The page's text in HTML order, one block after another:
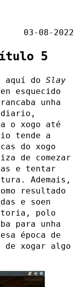
03-08-2022
5
aquí do Slay
esquecido
unha
diario,
o xogo até
tende a
do xogo
de comezar
e tentar
Ademais,
resultado
e soen
polo
para unha
época de
de xogar algo